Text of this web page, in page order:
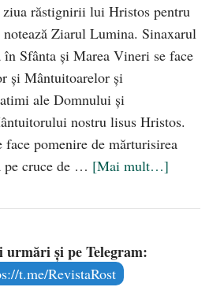
ziua răstignirii lui Hristos pentru
notează Ziarul Lumina. Sinaxarul
Sfânta şi Marea Vineri se face
şi Mântuitoarelor şi
ale Domnului şi
nostru lisus Hristos.
face pomenire de mărturisirea
pe cruce de … [Mai mult…]
urmări și pe Telegram:
t.me/RevistaRost